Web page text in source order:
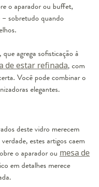
o aparador ou buffet,
sobretudo quando
agrega sofisticação à
de estar refinada, com
Você pode combinar o
elegantes.
deste vidro merecem
estes artigos caem
o aparador ou mesa de
em detalhes merece